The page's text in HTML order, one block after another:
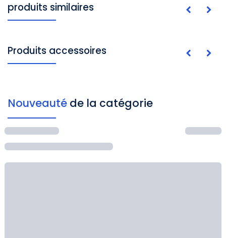
produits similaires
Produits accessoires
Nouveauté de la catégorie